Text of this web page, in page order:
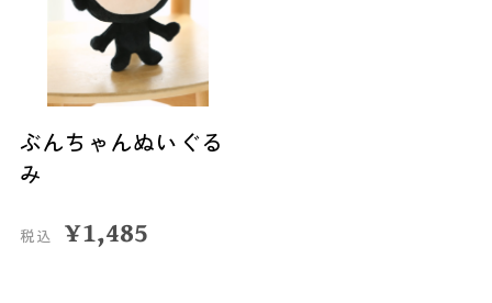
ぶんちゃんぬいぐる
み
税込 ¥1,485